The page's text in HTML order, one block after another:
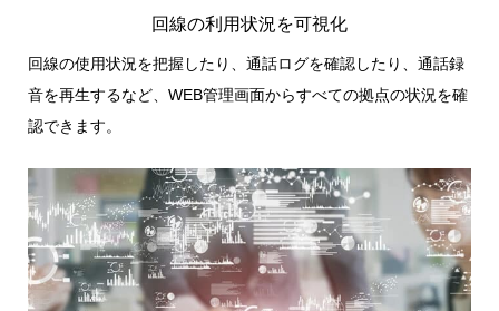
回線の利用状況を可視化
回線の使用状況を把握したり、通話ログを確認したり、通話録
音を再生するなど、WEB管理画面からすべての拠点の状況を確
認できます。